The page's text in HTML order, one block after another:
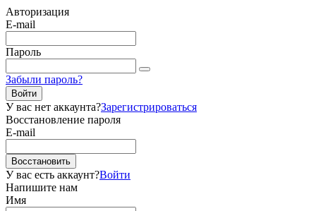
Авторизация
E-mail
Пароль
Забыли пароль?
Войти
У вас нет аккаунта?Зарегистрироваться
Восстановление пароля
E-mail
Восстановить
У вас есть аккаунт?Войти
Напишите нам
Имя